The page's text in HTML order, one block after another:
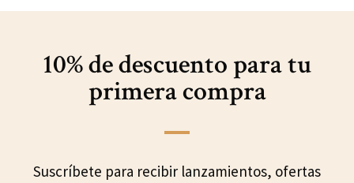
10% de descuento paratu
primera compra
Suscríbete para recibir lanzamientos, ofertas